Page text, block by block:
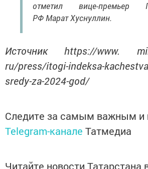
отметил вице-премьер
РФ Марат Хуснуллин.
Источник https://www.
ru/press/itogi-indeksa-
sredy-za-2024-god/
Следите за самым важным и
Telegram-канале Татмедиа
Читайте новости Татарстана